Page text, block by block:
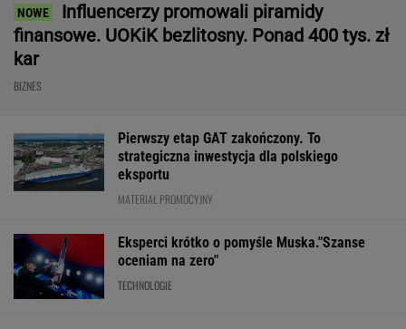
Influencerzy promowali piramidy
finansowe. UOKiK bezlitosny. Ponad 400 tys. zł
kar
BIZNES
Pierwszy etap GAT zakończony. To
strategiczna inwestycja dla polskiego
eksportu
MATERIAŁ PROMOCYJNY
Eksperci krótko o pomyśle Muska."Szanse
oceniam na zero"
TECHNOLOGIE